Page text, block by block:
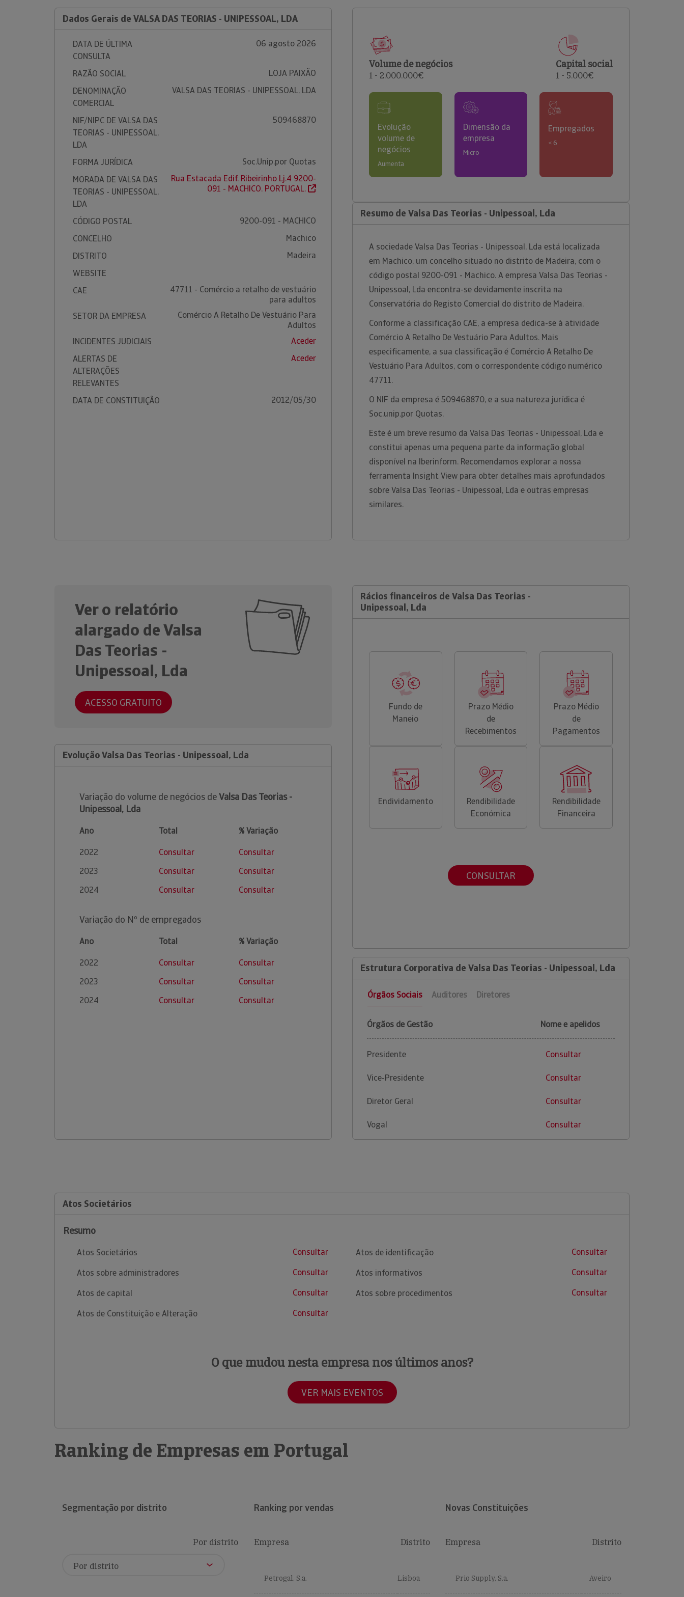
comerciais e analisar o risco de incumprimento dos
Dados Gerais de VALSA DAS TEORIAS - UNIPESSOAL, LDA
DATA DE ÚLTIMA
CONSULTA
06 agosto 2026
RAZÃO SOCIAL
LOJA PAIXÃO
DENOMINAÇÃO
COMERCIAL
VALSA DAS TEORIAS - UNIPESSOAL, LDA
NIF/NIPC DE VALSA DAS
TEORIAS - UNIPESSOAL,
LDA
509468870
FORMA JURÍDICA
Soc.Unip.por Quotas
MORADA DE VALSA DAS
TEORIAS - UNIPESSOAL,
LDA
Rua Estacada Edif. Ribeirinho Lj.4 9200-
091 - MACHICO. PORTUGAL.
CÓDIGO POSTAL
9200-091 - MACHICO
CONCELHO
Machico
DISTRITO
Madeira
WEBSITE
CAE
47711 - Comércio a retalho de vestuário
para adultos
SETOR DA EMPRESA
Comércio A Retalho De Vestuário Para
Adultos
INCIDENTES JUDICIAIS
Aceder
ALERTAS DE
ALTERAÇÕES
RELEVANTES
Aceder
DATA DE CONSTITUIÇÃO 2012/05/30
Volume de negócios
1 - 2.000.000€
Capital social
1 - 5.000€
Evolução
volume de
negócios
Aumenta
Dimensão da
empresa
Micro
Empregados
< 6
Resumo de Valsa Das Teorias - Unipessoal, Lda
A sociedade Valsa Das Teorias - Unipessoal, Lda está localizada
em Machico, um concelho situado no distrito de Madeira, com o
código postal 9200-091 - Machico. A empresa Valsa Das Teorias -
Unipessoal, Lda encontra-se devidamente inscrita na
Conservatória do Registo Comercial do distrito de Madeira.
Conforme a classificação CAE, a empresa dedica-se à atividade
Comércio A Retalho De Vestuário Para Adultos. Mais
especificamente, a sua classificação é Comércio A Retalho De
Vestuário Para Adultos, com o correspondente código numérico
47711.
O NIF da empresa é 509468870, e a sua natureza jurídica é
Soc.unip.por Quotas.
Este é um breve resumo da Valsa Das Teorias - Unipessoal, Lda e
constitui apenas uma pequena parte da informação global
disponível na Iberinform. Recomendamos explorar a nossa
ferramenta Insight View para obter detalhes mais aprofundados
sobre Valsa Das Teorias - Unipessoal, Lda e outras empresas
similares.
Ver o relatório
alargado de Valsa
Das Teorias -
Unipessoal, Lda
ACESSO GRATUITO
Evolução Valsa Das Teorias - Unipessoal, Lda
Variação do volume de negócios deValsa Das Teorias -
Unipessoal, Lda
Ano Total
% Variação
2022
Consultar
Consultar
2023
Consultar
Consultar
2024
Consultar Consultar
Variação do Nº de empregados
Ano Total
% Variação
2022
Consultar
Consultar
2023
Consultar
Consultar
2024
Consultar Consultar
Rácios financeiros de Valsa Das Teorias -
Unipessoal, Lda
Fundo de
Maneio
Prazo Médio
de
Recebimentos
Prazo Médio
de
Pagamentos
Endividamento
Rendibilidade
Económica
Rendibilidade
Financeira
CONSULTAR
Estrutura Corporativa de Valsa Das Teorias - Unipessoal, Lda
Órgãos Sociais Auditores Diretores
Órgãos de Gestão Nome e apelidos
Presidente Consultar
Vice-Presidente Consultar
Diretor Geral Consultar
Vogal Consultar
Atos Societários
Resumo
Atos Societários
Consultar
Atos sobre administradores
Consultar
Atos de capital
Consultar
Atos de Constituição e Alteração
Consultar
Atos de identificação
Consultar
Atos informativos
Consultar
Atos sobre procedimentos
Consultar
O que mudou nesta empresa nos últimos anos?
VER MAIS EVENTOS
Ranking de Empresas em Portugal
Segmentação por distrito
Por distrito
Ranking por vendas
Empresa Distrito
Petrogal, S.a. Lisboa
Novas Constituições
Empresa Distrito
Prio Supply, S.a. Aveiro